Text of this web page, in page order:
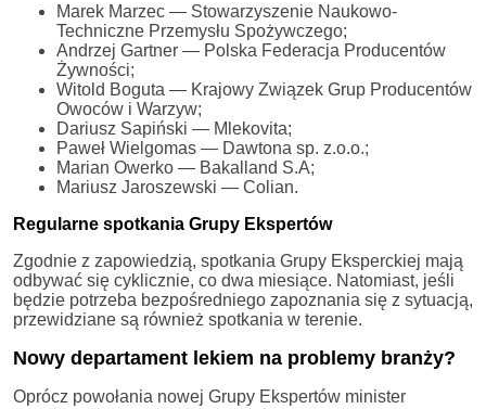
Marek Marzec — Stowarzyszenie Naukowo-
Techniczne Przemysłu Spożywczego;
Andrzej Gartner — Polska Federacja Producentów
Żywności;
Witold Boguta — Krajowy Związek Grup Producentów
Owoców i Warzyw;
Dariusz Sapiński — Mlekovita;
Paweł Wielgomas — Dawtona sp. z.o.o.;
Marian Owerko — Bakalland S.A;
Mariusz Jaroszewski — Colian.
Regularne spotkania Grupy Ekspertów
Zgodnie z zapowiedzią, spotkania Grupy Eksperckiej mają
odbywać się cyklicznie, co dwa miesiące. Natomiast, jeśli
będzie potrzeba bezpośredniego zapoznania się z sytuacją,
przewidziane są również spotkania w terenie.
Nowy departament lekiem na problemy branży?
Oprócz powołania nowej Grupy Ekspertów minister